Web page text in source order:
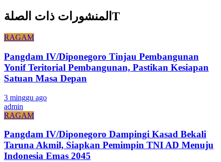
المنشورات ذات الصلةT
RAGAM
Pangdam IV/Diponegoro Tinjau Pembangunan
Yonif Teritorial Pembangunan, Pastikan Kesiapan
Satuan Masa Depan
3 minggu ago
admin
RAGAM
Pangdam IV/Diponegoro Dampingi Kasad Bekali
Taruna Akmil, Siapkan Pemimpin TNI AD Menuju
Indonesia Emas 2045